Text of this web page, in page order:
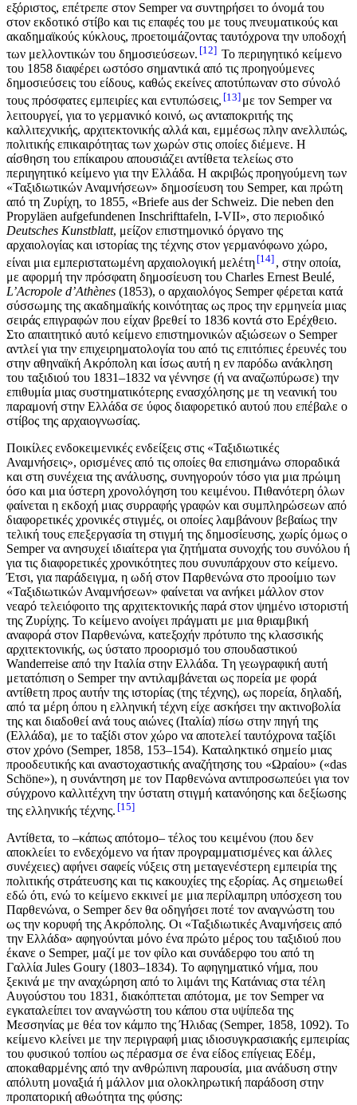
εξόριστος, επέτρεπε στον Semper να συντηρήσει το όνομά του
στον εκδοτικό στίβο και τις επαφές του με τους πνευματικούς και
ακαδημαϊκούς κύκλους, προετοιμάζοντας ταυτόχρονα την υποδοχή
των μελλοντικών του δημοσιεύσεων. 12
Το περιηγητικό κείμενο
του 1858 διαφέρει ωστόσο σημαντικά από τις προηγούμενες
δημοσιεύσεις του είδους, καθώς εκείνες αποτύπωναν στο σύνολό
τους πρόσφατες εμπειρίες και εντυπώσεις, 13 με τον Semper να
λειτουργεί, για το γερμανικό κοινό, ως ανταποκριτής της
καλλιτεχνικής, αρχιτεκτονικής αλλά και, εμμέσως πλην ανελλιπώς,
πολιτικής επικαιρότητας των χωρών στις οποίες διέμενε. Η
αίσθηση του επίκαιρου απουσιάζει αντίθετα τελείως στo
περιηγητικό κείμενο για την Ελλάδα. Η ακριβώς προηγούμενη των
«Ταξιδιωτικών Αναμνήσεων» δημοσίευση του Semper, και πρώτη
από τη Ζυρίχη, το 1855, «Briefe aus der Schweiz. Die neben den
Propyläen aufgefundenen Inschrifttafeln, Ι-VII», στο περιοδικό
Deutsches Kunstblatt, μείζον επιστημονικό όργανο της
αρχαιολογίας και ιστορίας της τέχνης στον γερμανόφωνο χώρο,
είναι μια εμπεριστατωμένη αρχαιολογική μελέτη 14 , στην οποία,
με αφορμή την πρόσφατη δημοσίευση του Charles Ernest Beulé,
L’Acropole d’Athènes (1853), ο αρχαιολόγος Semper φέρεται κατά
σύσσωμης της ακαδημαϊκής κοινότητας ως προς την ερμηνεία μιας
σειράς επιγραφών που είχαν βρεθεί το 1836 κοντά στο Ερέχθειο.
Στο απαιτητικό αυτό κείμενο επιστημονικών αξιώσεων ο Semper
αντλεί για την επιχειρηματολογία του από τις επιτόπιες έρευνές του
στην αθηναϊκή Ακρόπολη και ίσως αυτή η εν παρόδω ανάκληση
του ταξιδιού του 1831–1832 να γέννησε (ή να αναζωπύρωσε) την
επιθυμία μιας συστηματικότερης ενασχόλησης με τη νεανική του
παραμονή στην Ελλάδα σε ύφος διαφορετικό αυτού που επέβαλε ο
στίβος της αρχαιογνωσίας.
Ποικίλες ενδοκειμενικές ενδείξεις στις «Ταξιδιωτικές
Αναμνήσεις», ορισμένες από τις οποίες θα επισημάνω σποραδικά
και στη συνέχεια της ανάλυσης, συνηγορούν τόσο για μια πρώιμη
όσο και μια ύστερη χρονολόγηση του κειμένου. Πιθανότερη όλων
φαίνεται η εκδοχή μιας συρραφής γραφών και συμπληρώσεων από
διαφορετικές χρονικές στιγμές, οι οποίες λαμβάνουν βεβαίως την
τελική τους επεξεργασία τη στιγμή της δημοσίευσης, χωρίς όμως ο
Semper να ανησυχεί ιδιαίτερα για ζητήματα συνοχής του συνόλου ή
για τις διαφορετικές χρονικότητες που συνυπάρχουν στο κείμενο.
Έτσι, για παράδειγμα, η ωδή στον Παρθενώνα στο προοίμιο των
«Ταξιδιωτικών Αναμνήσεων» φαίνεται να ανήκει μάλλον στον
νεαρό τελειόφοιτο της αρχιτεκτονικής παρά στον ψημένο ιστοριστή
της Ζυρίχης. Το κείμενο ανοίγει πράγματι με μια θριαμβική
αναφορά στον Παρθενώνα, κατεξοχήν πρότυπο της κλασσικής
αρχιτεκτονικής, ως ύστατο προορισμό του σπουδαστικού
Wanderreise από την Ιταλία στην Ελλάδα. Tη γεωγραφική αυτή
μετατόπιση ο Semper την αντιλαμβάνεται ως πορεία με φορά
αντίθετη προς αυτήν της ιστορίας (της τέχνης), ως πορεία, δηλαδή,
από τα μέρη όπου η ελληνική τέχνη είχε ασκήσει την ακτινοβολία
της και διαδοθεί ανά τους αιώνες (Iταλία) πίσω στην πηγή της
(Eλλάδα), με το ταξίδι στον χώρο να αποτελεί ταυτόχρονα ταξίδι
στον χρόνο (Semper, 1858, 153–154). Καταληκτικό σημείο μιας
προοδευτικής και αναστοχαστικής αναζήτησης του «Ωραίου» («das
Schöne»), η συνάντηση με τον Παρθενώνα αντιπροσωπεύει για τον
σύγχρονο καλλιτέχνη την ύστατη στιγμή κατανόησης και δεξίωσης
της ελληνικής τέχνης. 15
Αντίθετα, το –κάπως απότομο– τέλος του κειμένου (που δεν
αποκλείει το ενδεχόμενο να ήταν προγραμματισμένες και άλλες
συνέχειες) αφήνει σαφείς νύξεις στη μεταγενέστερη εμπειρία της
πολιτικής στράτευσης και τις κακουχίες της εξορίας. Ας σημειωθεί
εδώ ότι, ενώ το κείμενο εκκινεί με μια περίλαμπρη υπόσχεση του
Παρθενώνα, o Semper δεν θα οδηγήσει ποτέ τον αναγνώστη του
ως την κορυφή της Ακρόπολης. Οι «Ταξιδιωτικές Αναμνήσεις από
την Ελλάδα» αφηγούνται μόνο ένα πρώτο μέρος του ταξιδιού που
έκανε ο Semper, μαζί με τον φίλο και συνάδερφο του από τη
Γαλλία Jules Goury (1803–1834). Το αφηγηματικό νήμα, που
ξεκινά με την αναχώρηση από το λιμάνι της Κατάνιας στα τέλη
Αυγούστου του 1831, διακόπτεται απότομα, με τον Semper να
εγκαταλείπει τον αναγνώστη του κάπου στα υψίπεδα της
Μεσσηνίας με θέα τον κάμπο της Ήλιδας (Semper, 1858, 1092). Το
κείμενο κλείνει με την περιγραφή μιας ιδιοσυγκρασιακής εμπειρίας
του φυσικού τοπίου ως πέρασμα σε ένα είδος επίγειας Εδέμ,
αποκαθαρμένης από την ανθρώπινη παρουσία, μια ανάδυση στην
απόλυτη μοναξιά ή μάλλον μια ολοκληρωτική παράδοση στην
προπατορική αθωότητα της φύσης: